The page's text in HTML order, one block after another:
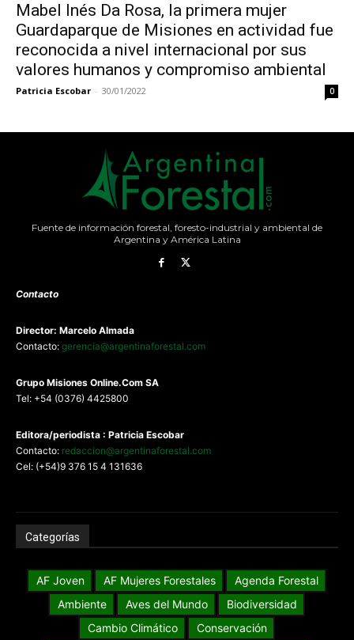
Mabel Inés Da Rosa, la primera mujer
Guardaparque de Misiones en actividad fue
reconocida a nivel internacional por sus
valores humanos y compromiso ambiental
Patricia Escobar - 30/01/2022 0
Fuente de información forestal, foresto-industrial y ambiental de
Argentina y América Latina
Contacto
Director: Marcelo Almada
Contacto: gerencia@argentinaforestal.com
Grupo Misiones Online.Com SA
Tel: +54 (0376) 4425800
Editora/periodista : Patricia Escobar
Contacto: redaccion@argentinaforestal.com
Cel: (+54)9 376 15 4 131636
Categorías
AF Joven AF Mujeres Forestales
Agenda Forestal
Ambiente
Aves del Mundo
Biodiversidad
Cambio Climático
Conservación